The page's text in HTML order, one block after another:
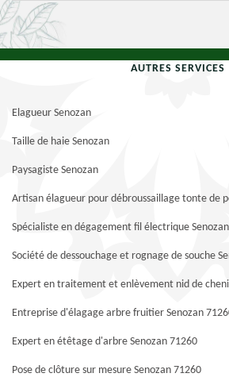
AUTRES SERVICES
Elagueur Senozan
Taille de haie Senozan
Paysagiste Senozan
Artisan élagueur pour débroussaillage tonte de
Spécialiste en dégagement fil électrique
Société de dessouchage et rognage de souche
Expert en traitement et enlèvement nid de
Entreprise d'élagage arbre fruitier Senozan
Expert en étêtage d'arbre Senozan 71260
Pose de clôture sur mesure Senozan 71260